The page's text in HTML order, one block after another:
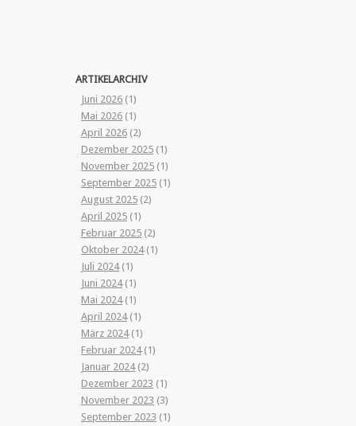
ARTIKELARCHIV
Juni 2026 (1)
Mai 2026 (1)
April 2026 (2)
Dezember 2025 (1)
November 2025 (1)
September 2025 (1)
August 2025 (2)
April 2025 (1)
Februar 2025 (2)
Oktober 2024(1)
Juli 2024(1)
Juni 2024(1)
Mai 2024(1)
April 2024(1)
März 2024(1)
Februar 2024(1)
Januar 2024(2)
Dezember 2023 (1)
November 2023 (3)
September 2023 (1)